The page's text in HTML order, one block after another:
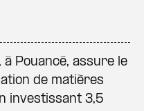
à Pouancé, assure le
de matières
investissant 3,5